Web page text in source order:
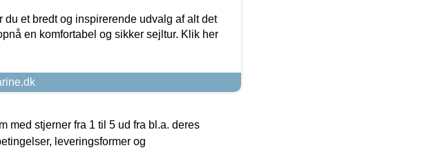
du et bredt og inspirerende udvalg af alt det
en komfortabel og sikker sejltur. Klik her
med stjerner fra 1 til 5 ud fra bl.a. deres
leveringsformer og